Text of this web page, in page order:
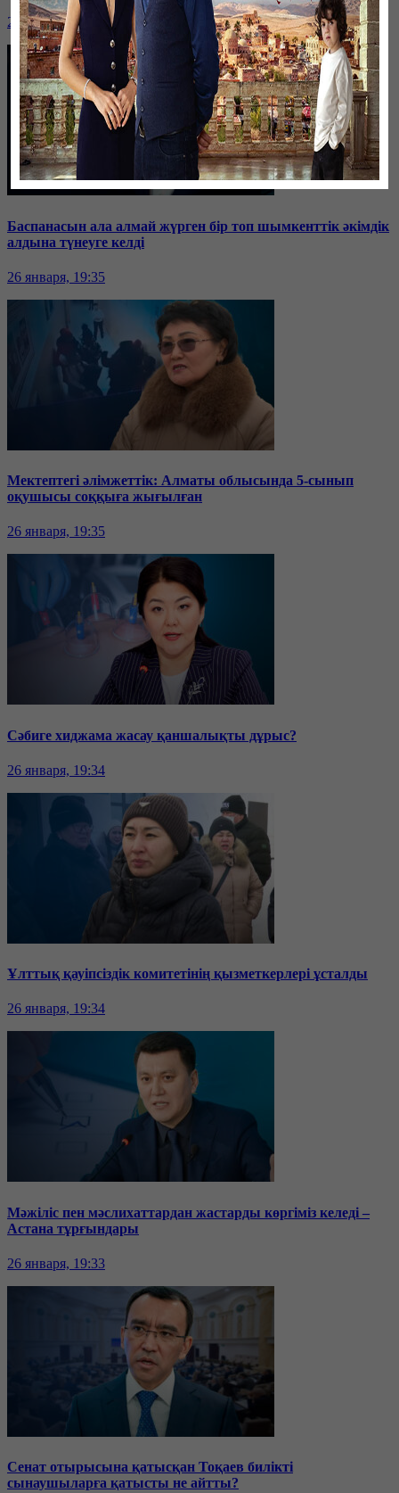
26 января, 19:36
Баспанасын ала алмай жүрген бір топ шымкенттік әкімдік
алдына түнеуге келді
26 января, 19:35
Мектептегі әлімжеттік: Алматы облысында 5-сынып
оқушысы соққыға жығылған
26 января, 19:35
Сәбиге хиджама жасау қаншалықты дұрыс?
26 января, 19:34
Ұлттық қауіпсіздік комитетінің қызметкерлері ұсталды
26 января, 19:34
Мәжіліс пен мәслихаттардан жастарды көргіміз келеді –
Астана тұрғындары
26 января, 19:33
Сенат отырысына қатысқан Тоқаев билікті
сынаушыларға қатысты не айтты?